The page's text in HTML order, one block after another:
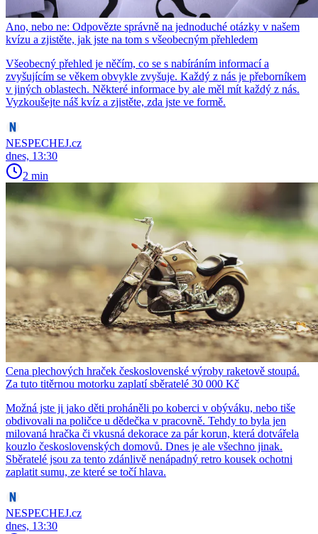
Ano, nebo ne: Odpovězte správně na jednoduché otázky v našem
kvízu a zjistěte, jak jste na tom s všeobecným přehledem
Všeobecný přehled je něčím, co se s nabíráním informací a
zvyšujícím se věkem obvykle zvyšuje. Každý z nás je přeborníkem
v jiných oblastech. Některé informace by ale měl mít každý z nás.
Vyzkoušejte náš kvíz a zjistěte, zda jste ve formě.
NESPECHEJ.cz
dnes, 13:30
2 min
Cena plechových hraček československé výroby raketově stoupá.
Za tuto titěrnou motorku zaplatí sběratelé 30 000 Kč
Možná jste ji jako děti proháněli po koberci v obýváku, nebo tiše
obdivovali na poličce u dědečka v pracovně. Tehdy to byla jen
milovaná hračka či vkusná dekorace za pár korun, která dotvářela
kouzlo československých domovů. Dnes je ale všechno jinak.
Sběratelé jsou za tento zdánlivě nenápadný retro kousek ochotni
zaplatit sumu, ze které se točí hlava.
NESPECHEJ.cz
dnes, 13:30